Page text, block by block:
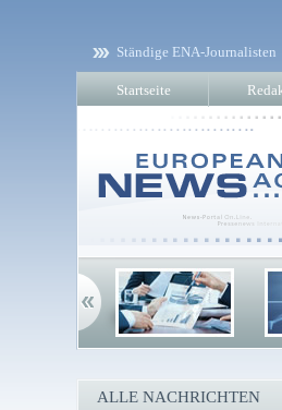
Ständige ENA-Journalisten
Startseite
ALLE NACHRICHTEN